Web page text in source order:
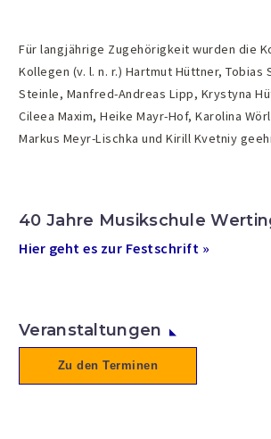
Für langjährige Zugehörigkeit wurden die
Kollegen (v. l. n. r.) Hartmut Hüttner, Tobias
Steinle, Manfred-Andreas Lipp, Krystyna
Cileea Maxim, Heike Mayr-Hof, Karolina
Markus Meyr-Lischka und Kirill Kvetniy
40 Jahre Musikschule
Hier geht es zur Festschrift »
Veranstaltungen
Zu den Terminen